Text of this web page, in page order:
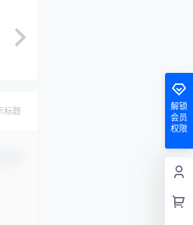
标题
解锁
会员
权限